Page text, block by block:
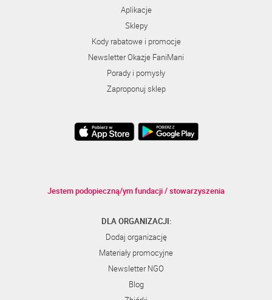
Aplikacje
Sklepy
Kody rabatowe i promocje
Newsletter Okazje FaniMani
Porady i pomysły
Zaproponuj sklep
Jestem podopieczną/ym fundacji / stowarzyszenia
DLA ORGANIZACJI:
Dodaj organizację
Materiały promocyjne
Newsletter NGO
Blog